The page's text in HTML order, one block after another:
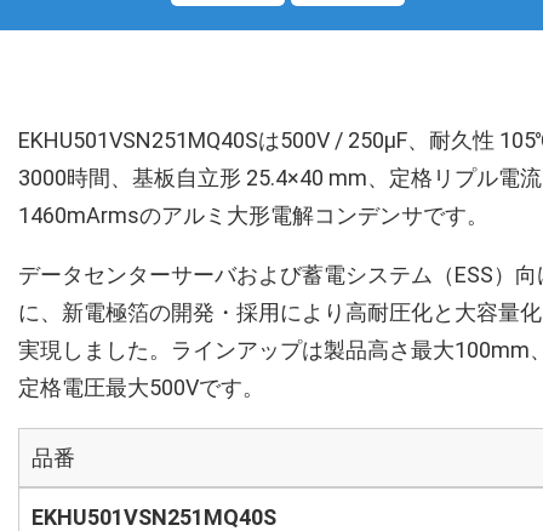
EKHU501VSN251MQ40Sは500V / 250µF、耐久性
3000時間、基板自立形 25.4×40 mm、定格リプル電流
1460mArmsのアルミ大形電解コンデンサです。
データセンターサーバおよび蓄電システム（ESS）向
に、新電極箔の開発・採用により高耐圧化と大容量
実現しました。ラインアップは製品高さ最大100mm
定格電圧最大500Vです。
品番
EKHU501VSN251MQ40S